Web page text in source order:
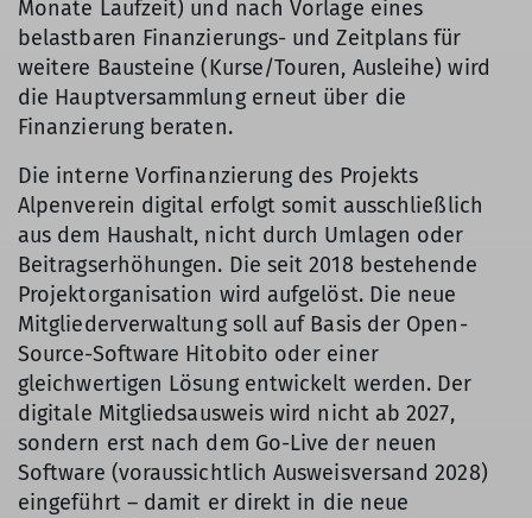
Monate Laufzeit) und nach Vorlage eines
belastbaren Finanzierungs- und Zeitplans für
weitere Bausteine (Kurse/Touren, Ausleihe) wird
die Hauptversammlung erneut über die
Finanzierung beraten.
Die interne Vorfinanzierung des Projekts
Alpenverein digital erfolgt somit ausschließlich
aus dem Haushalt, nicht durch Umlagen oder
Beitragserhöhungen. Die seit 2018 bestehende
Projektorganisation wird aufgelöst. Die neue
Mitgliederverwaltung soll auf Basis der Open-
Source-Software Hitobito oder einer
gleichwertigen Lösung entwickelt werden. Der
digitale Mitgliedsausweis wird nicht ab 2027,
sondern erst nach dem Go-Live der neuen
Software (voraussichtlich Ausweisversand 2028)
eingeführt – damit er direkt in die neue